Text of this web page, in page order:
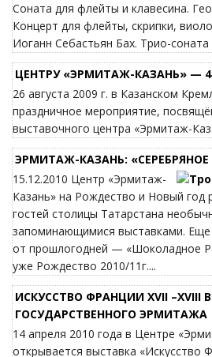
Соната для флейты и клавесина.
Концерт для флейты, скрипки,
Иоганн Себастьян Бах. Трио-соната
ЦЕНТРУ «ЭРМИТАЖ-КАЗАНЬ» —
26 августа 2009 г. в Казанском
праздничное мероприятие,
выставочного центра «Эрмитаж-
ЭРМИТАЖ-КАЗАНЬ:
15.12.2010 Центр «Эрмитаж-
Казань» на Рождество и Новый год
гостей столицы Татарстана
запоминающимися выставками. Еще
от прошлогодней — «Шоколадное
уже Рождество 2010/11г....
ИСКУССТВО ФРАНЦИИ XVII –XVIII
ГОСУДАРСТВЕННОГО ЭРМИТАЖА
14 апреля 2010 года в Центре
открывается выставка «Искусство